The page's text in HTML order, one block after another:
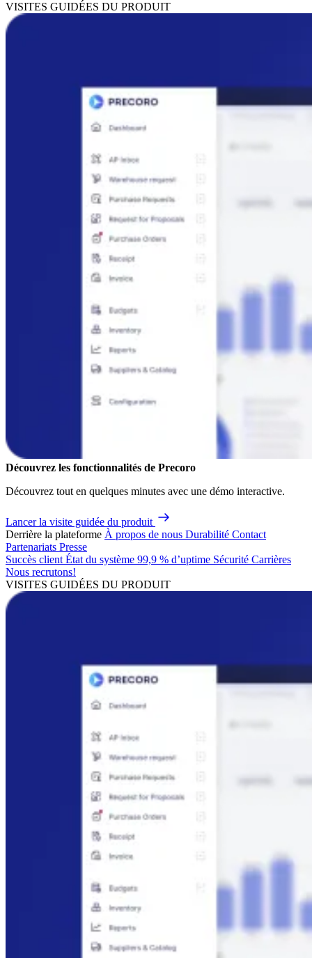
VISITES GUIDÉES DU PRODUIT
Découvrez les fonctionnalités de Precoro
Découvrez tout en quelques minutes avec une démo interactive.
Lancer la visite guidée du produit
Derrière la plateforme À propos de nous Durabilité Contact
Partenariats Presse
Succès client État du système 99,9 % d’uptime Sécurité Carrières
Nous recrutons!
VISITES GUIDÉES DU PRODUIT